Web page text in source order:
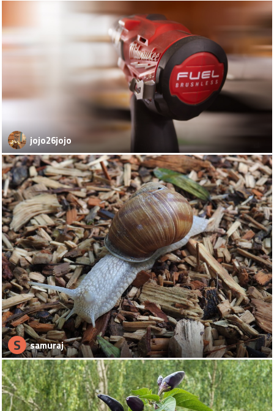
jojo26jojo
S samuraj